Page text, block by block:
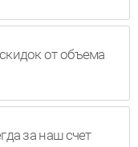
от объема
за наш счет